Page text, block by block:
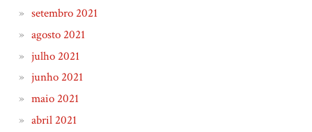
setembro 2021
agosto 2021
julho 2021
junho 2021
maio 2021
abril 2021